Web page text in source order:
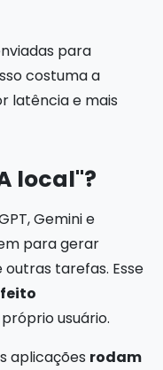
para
costuma a
latência e mais
local"?
Gemini e
para gerar
tarefas. Esse
usuário.
aplicações rodam